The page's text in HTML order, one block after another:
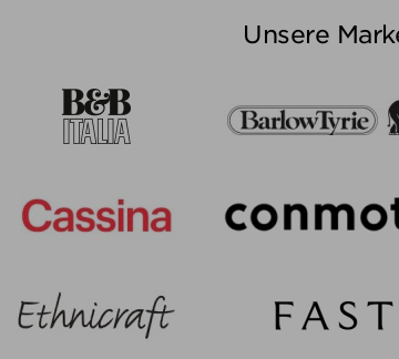
Unsere